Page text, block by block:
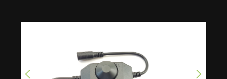
Bildergalerie überspringen